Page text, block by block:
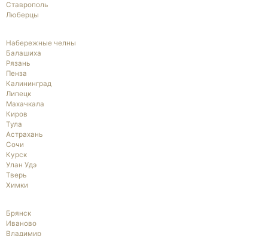
Ставрополь
Люберцы
Набережные челны
Балашиха
Рязань
Пенза
Калининград
Липецк
Махачкала
Киров
Тула
Астрахань
Сочи
Курск
Улан Удэ
Тверь
Химки
Брянск
Иваново
Владимир